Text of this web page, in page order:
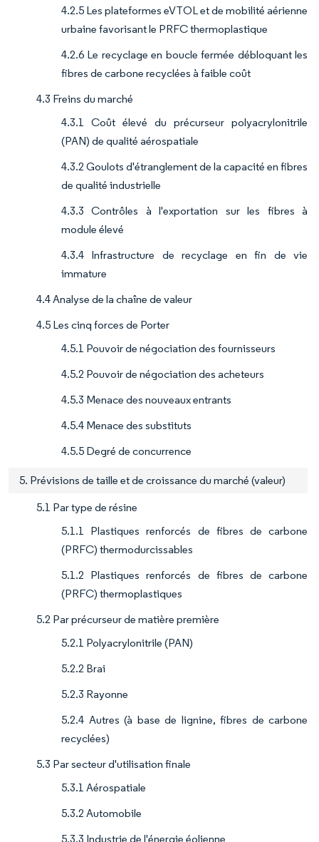
4.2.5 Les plateformes eVTOL et de mobilité aérienne
urbaine favorisant le PRFC thermoplastique
4.2.6 Le recyclage en boucle fermée débloquant les
fibres de carbone recyclées à faible coût
4.3 Freins du marché
4.3.1 Coût élevé du précurseur polyacrylonitrile
(PAN) de qualité aérospatiale
4.3.2 Goulots d'étranglement de la capacité en fibres
de qualité industrielle
4.3.3 Contrôles à l'exportation sur les fibres à
module élevé
4.3.4 Infrastructure de recyclage en fin de vie
immature
4.4 Analyse de la chaîne de valeur
4.5 Les cinq forces de Porter
4.5.1 Pouvoir de négociation des fournisseurs
4.5.2 Pouvoir de négociation des acheteurs
4.5.3 Menace des nouveaux entrants
4.5.4 Menace des substituts
4.5.5 Degré de concurrence
5. Prévisions de taille et de croissance du marché (valeur)
5.1 Par type de résine
5.1.1 Plastiques renforcés de fibres de carbone
(PRFC) thermodurcissables
5.1.2 Plastiques renforcés de fibres de carbone
(PRFC) thermoplastiques
5.2 Par précurseur de matière première
5.2.1 Polyacrylonitrile (PAN)
5.2.2 Brai
5.2.3 Rayonne
5.2.4 Autres (à base de lignine, fibres de carbone
recyclées)
5.3 Par secteur d'utilisation finale
5.3.1 Aérospatiale
5.3.2 Automobile
5.3.3 Industrie de l'énergie éolienne